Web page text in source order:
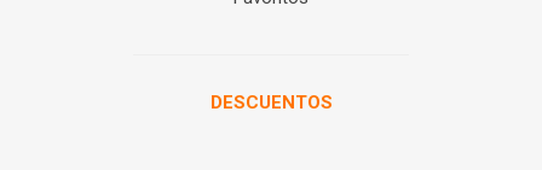
DESCUENTOS